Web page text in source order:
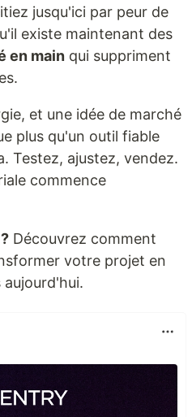
jusqu'ici par peur de
existe maintenant des
en main qui suppriment
et une idée de marché
plus qu'un outil fiable
Testez, ajustez, vendez.
commence
Découvrez comment
votre projet en